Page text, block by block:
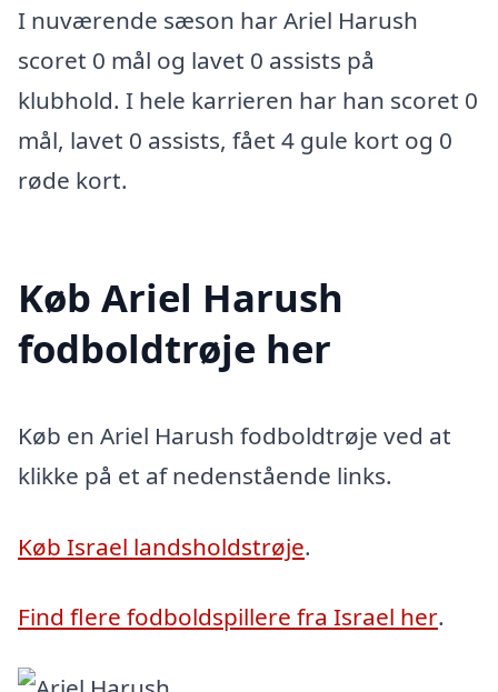
I nuværende sæson har Ariel Harush
scoret 0 mål og lavet 0 assists på
klubhold. I hele karrieren har han scoret 0
mål, lavet 0 assists, fået 4 gule kort og 0
røde kort.
Køb Ariel Harush
fodboldtrøje her
Køb en Ariel Harush fodboldtrøje ved at
klikke på et af nedenstående links.
Køb Israel landsholdstrøje.
Find flere fodboldspillere fra Israel her.